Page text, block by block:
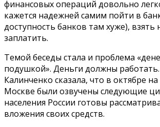
финансовых операций довольно
кажется надежней самим пойти в
доступность банков там хуже), взять
заплатить.
Темой беседы стала и проблема
подушкой». Деньги должны
Калинченко сказала, что в октябре
Москве были озвучены следующие
населения России готовы
вложения своих средств.